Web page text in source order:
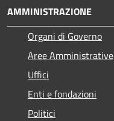
AMMINISTRAZIONE
Organi di Governo
Aree Amministrative
Uffici
Enti e fondazioni
Politici